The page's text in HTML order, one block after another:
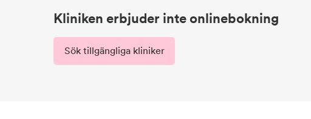
Kliniken erbjuder inte onlinebokning
Sök tillgängliga kliniker